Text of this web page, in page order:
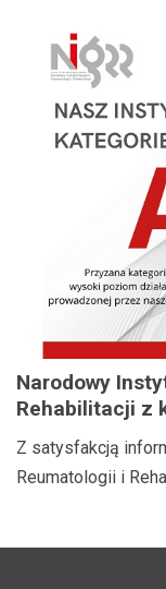
Narodowy
Rehabilitacji z
Z satysfakcją
Reumatologii i